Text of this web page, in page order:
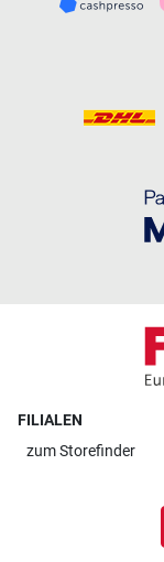
FILIALEN
zumStorefinder